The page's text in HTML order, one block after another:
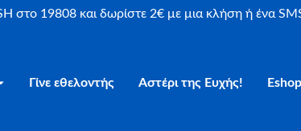
στο 19808 και δωρίστε 2€ με μια κλήση ή ένα
Γίνε εθελοντής Αστέρι της Ευχής! Eshop